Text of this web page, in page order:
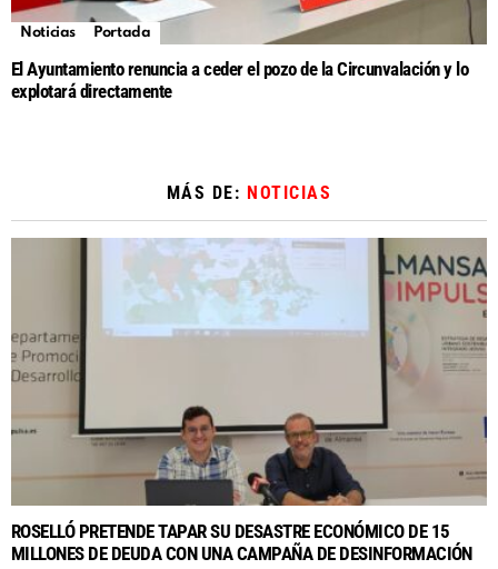
Noticias Portada
El Ayuntamiento renuncia a ceder el pozo de la Circunvalación y lo
explotará directamente
MÁS DE: NOTICIAS
ROSELLÓ PRETENDE TAPAR SU DESASTRE ECONÓMICO DE 15
MILLONES DE DEUDA CON UNA CAMPAÑA DE DESINFORMACIÓN